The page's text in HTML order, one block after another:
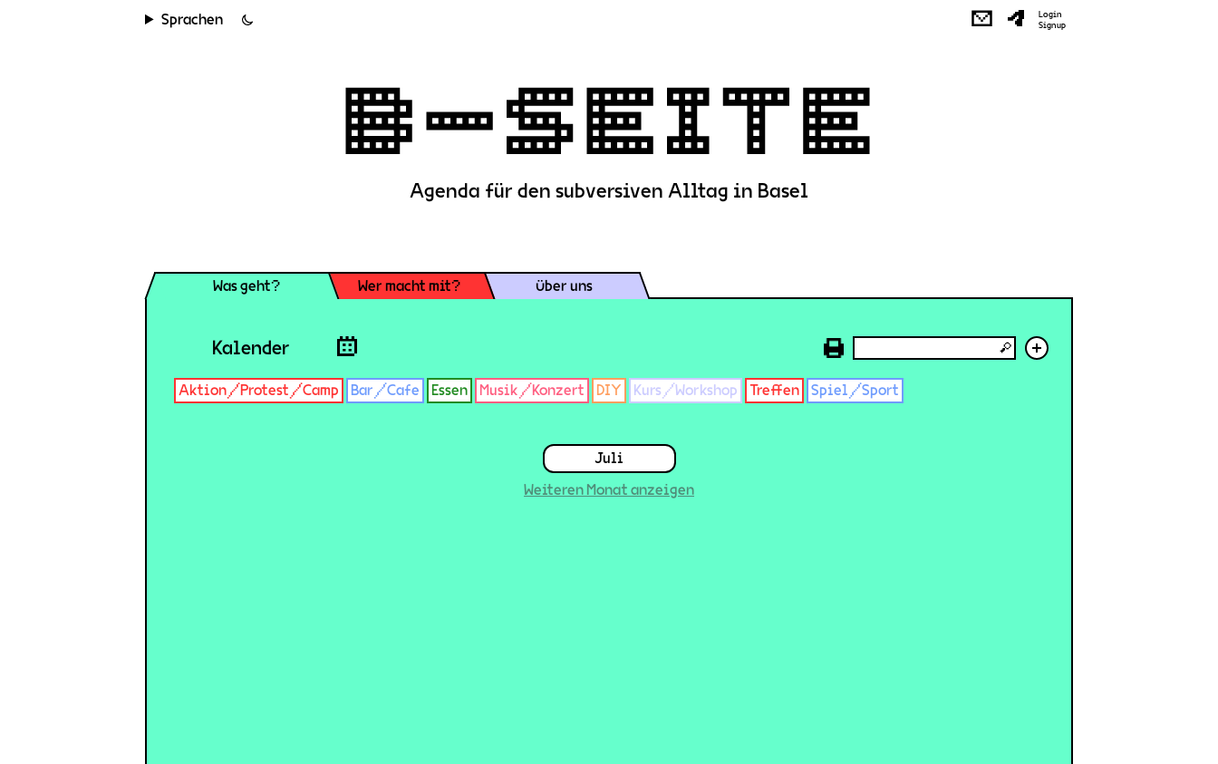
Sprachen ✉
Login
Signup
Agenda für den subversiven Alltag in Basel
Was geht? Wer macht mit? Über uns
Kalender +
Aktion/Protest/Camp Bar/Cafe Essen Musik/Konzert DIY Kurs/Workshop Treffen Spiel/Sport
Juli
Weiteren Monat anzeigen